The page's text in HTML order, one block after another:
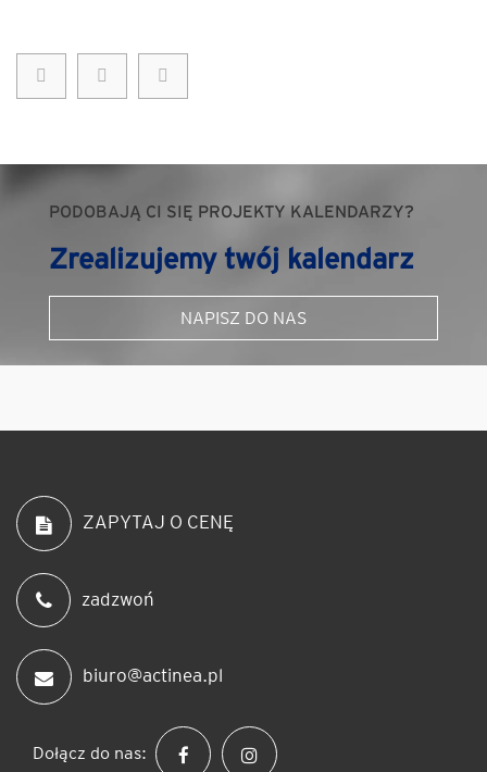
PODOBAJĄ CI SIĘ PROJEKTY KALENDARZY?
Zrealizujemy twój kalendarz
NAPISZ DO NAS
ZAPYTAJ O CENĘ
zadzwoń
biuro@actinea.pl
Dołącz do nas: